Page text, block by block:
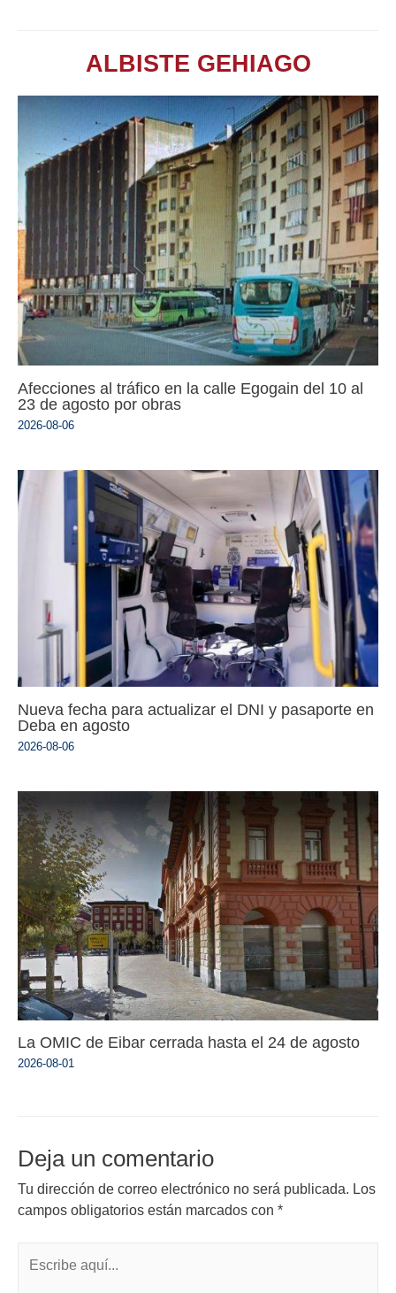
ALBISTE GEHIAGO
Afecciones al tráfico en la calle Egogain del 10 al
23 de agosto por obras
2026-08-06
Nueva fecha para actualizar el DNI y pasaporte en
Deba en agosto
2026-08-06
La OMIC de Eibar cerrada hasta el 24 de agosto
2026-08-01
Deja un comentario
Tu dirección de correo electrónico no será publicada. Los
campos obligatorios están marcados con *